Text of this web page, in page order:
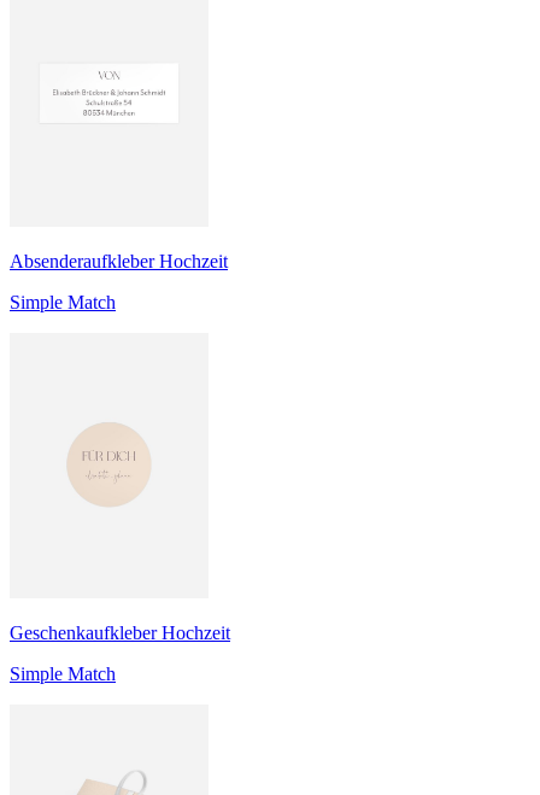
Absenderaufkleber Hochzeit
Simple Match
Geschenkaufkleber Hochzeit
Simple Match